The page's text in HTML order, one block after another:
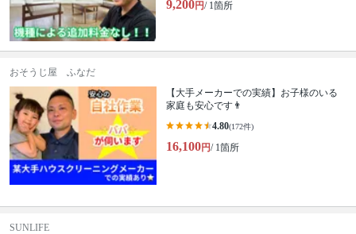
9,200円/ 1箇所
おそうじ屋 ふなだ
【大手メーカーでの実績】お子様のいる
家庭も安心です👨
4.80(172件)
16,100円/ 1箇所
SUNLIFE